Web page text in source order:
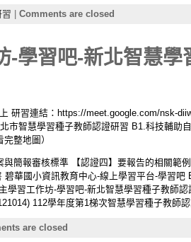
Comments are closed
-學習吧-新北智慧
研習連結：https://meet.google.com/nsk-
市智慧學習種子教師認證研習 B1.科技輔助
整地圖）
簡報審核標準 【認證四】要報告的相關範
華國小資訊教育中心-線上學習平台-學習
習工作坊-學習吧-新北智慧學習種子教師
112學年度第1梯次智慧學習種子教師
are closed